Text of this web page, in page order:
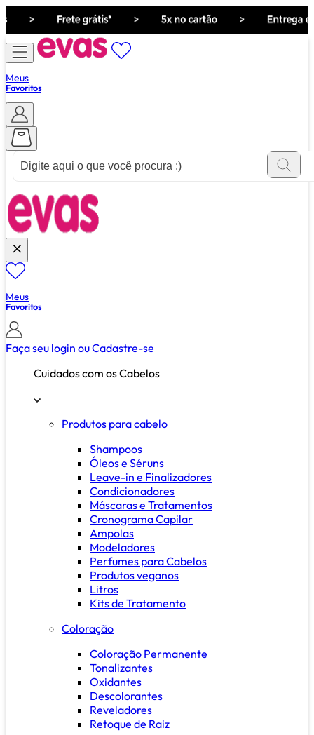
Meus
Favoritos
Meus
Favoritos
Faça seu login ouCadastre-se
Cuidados com os Cabelos
Produtos para cabelo
Shampoos
Óleos e Séruns
Leave-in e Finalizadores
Condicionadores
Máscaras e Tratamentos
Cronograma Capilar
Ampolas
Modeladores
Perfumes para Cabelos
Produtos veganos
Litros
Kits de Tratamento
Coloração
Coloração Permanente
Tonalizantes
Oxidantes
Descolorantes
Reveladores
Retoque de Raiz